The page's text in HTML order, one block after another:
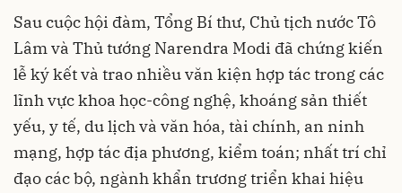
Sau cuộc hội đàm, Tổng Bí thư, Chủ tịch nước Tô
Lâm và Thủ tướng Narendra Modi đã chứng kiến
lễ ký kết và trao nhiều văn kiện hợp tác trong các
lĩnh vực khoa học-công nghệ, khoáng sản thiết
yếu, y tế, du lịch và văn hóa, tài chính, an ninh
mạng, hợp tác địa phương, kiểm toán; nhất trí chỉ
đạo các bộ, ngành khẩn trương triển khai hiệu